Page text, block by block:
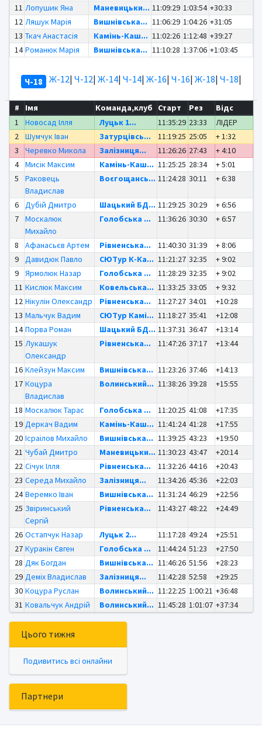
11 Лопушик Яна Маневицьки... 11:09:29 1:03:54 +30:33
12 Ляшук Марія Вишнівська... 11:06:29 1:04:26 +31:05
13 Ткач Анастасія Камінь-Каш... 11:02:26 1:12:48 +39:27
14 Романюк Марія Вишнівська... 11:10:28 1:37:06 +1:03:45
Ч-18 Ж-12| Ч-12| Ж-14| Ч-14| Ж-16| Ч-16| Ж-18| Ч-18|
# Імя Команда,клуб Старт Рез
Відс
1
Новосад Ілля Луцьк 1... 11:35:29 23:33
ЛІДЕР
2
Шумчук Іван Затурцівсь... 11:19:25 25:05
+ 1:32
3
Черевко Микола Залізниця... 11:26:26 27:43
+ 4:10
4
Мисік Максим Камінь-Каш... 11:25:25 28:34
+ 5:01
5
Раковець
Владислав
Воєгощансь... 11:24:28 30:11 + 6:38
6 Дубій Дмитро Шацький БД... 11:29:25 30:29
+ 6:56
7
Москалюк
Михайло
Голобська ... 11:36:26 30:30 + 6:57
8 Афанасьєв Артем Рівненська... 11:40:30 31:39
+ 8:06
9
Давидюк Павло СЮТур К-Ка... 11:21:27 32:35
+ 9:02
9
Ярмолюк Назар Голобська ... 11:28:29 32:35
+ 9:02
11 Кислюк Максим Ковельська... 11:33:25 33:05
+ 9:32
12 Нікулін Олександр Рівненська... 11:27:27 34:01
+10:28
13 Мальчук Вадим СЮТур Камі... 11:18:27 35:41
+12:08
14 Порва Роман Шацький БД... 11:37:31 36:47
+13:14
15 Лукашук
Олександр
Рівненська... 11:47:26 37:17 +13:44
16 Клейзун Максим Вишнівська... 11:23:26 37:46
+14:13
17 Коцура
Владислав
Волинський... 11:38:26 39:28 +15:55
18 Москалюк Тарас Голобська ... 11:20:25 41:08
+17:35
19 Деркач Вадим Камінь-Каш... 11:41:24 41:28
+17:55
20 Ісраілов Михайло Вишнівська... 11:39:25 43:23
+19:50
21 Чубай Дмитро Маневицьки... 11:30:23 43:47
+20:14
22 Січук Ілля Рівненська... 11:32:26 44:16
+20:43
23 Середа Михайло Залізниця... 11:34:26 45:36
+22:03
24 Веремко Іван Вишнівська... 11:31:24 46:29
+22:56
25 Звіринський
Сергій
Рівненська... 11:43:27 48:22 +24:49
26 Остапчук Назар Луцьк 2... 11:17:28 49:24
+25:51
27 Куракін Євген Голобська ... 11:44:24 51:23
+27:50
28 Дяк Богдан Вишнівська... 11:46:26 51:56
+28:23
29 Деміх Владислав Залізниця... 11:42:28 52:58
+29:25
30 Коцура Руслан Волинський... 11:22:25 1:00:21 +36:48
31 Ковальчук Андрій Волинський... 11:45:28 1:01:07 +37:34
Цього тижня
Подивитись всі онлайни
Партнери